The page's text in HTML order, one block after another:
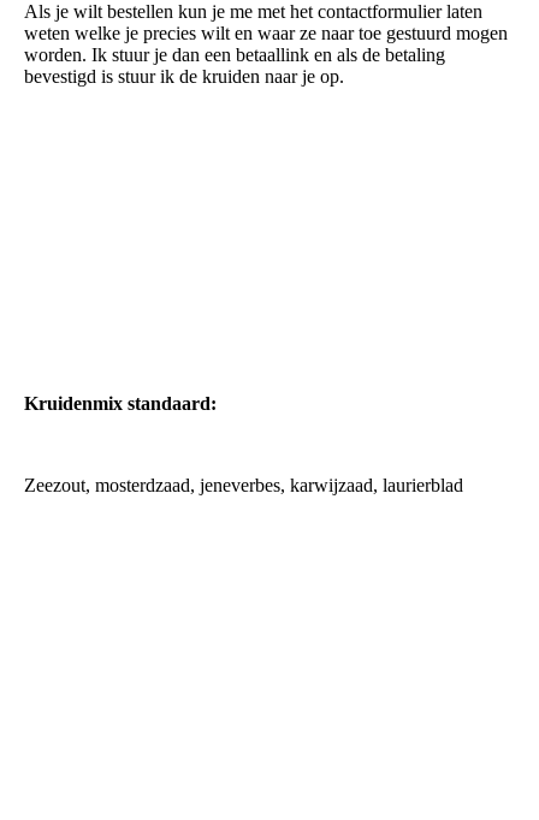
Als je wilt bestellen kun je me met het contactformulier laten
weten welke je precies wilt en waar ze naar toe gestuurd mogen
worden. Ik stuur je dan een betaallink en als de betaling
bevestigd is stuur ik de kruiden naar je op.
Kruidenmix standaard:
Zeezout, mosterdzaad, jeneverbes, karwijzaad, laurierblad